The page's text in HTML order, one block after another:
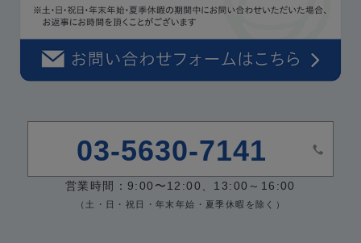
03-5630-7141
営業時間：9:00〜12:00、13:00～16:00
（土・日・祝日・年末年始・夏季休暇を除く）